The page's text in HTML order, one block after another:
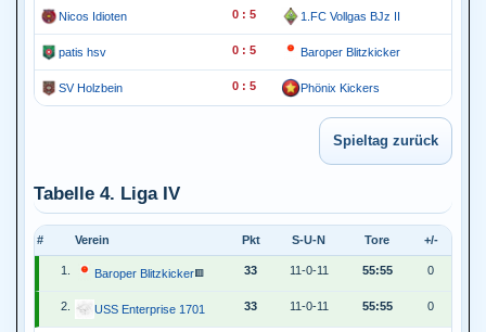
Nicos Idioten 0 : 5 1.FC Vollgas BJz II
patis hsv 0 : 5 Baroper Blitzkicker
SV Holzbein 0 : 5 Phönix Kickers
Tabelle 4. Liga IV
# Verein Pkt S-U-N Tore +/-
1. Baroper Blitzkicker 🟥 33 11-0-11 55:55 0
2. USS Enterprise 1701 33 11-0-11 55:55 0